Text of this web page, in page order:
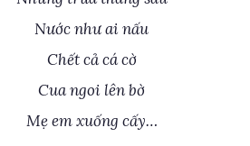
Nước như ai nấu
Chết cả cá cờ
Cua ngoi lên bờ
Mẹ em xuống cấy…